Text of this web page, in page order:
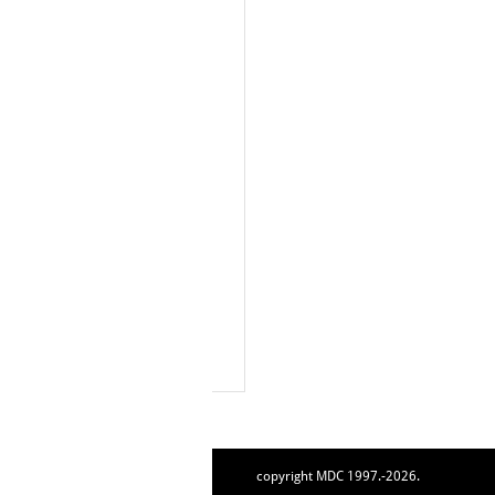
copyright MDC 1997.-2026.